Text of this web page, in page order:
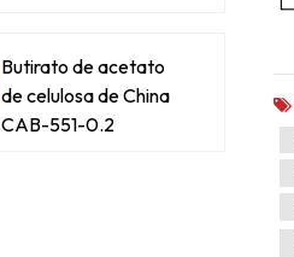
Butirato de acetato
de celulosa de China
CAB-551-0.2